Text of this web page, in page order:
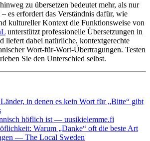
zu übersetzen bedeutet mehr, als nur
es erfordert das Verständnis dafür, wie
kultureller Kontext die Funktionsweise von
unterstützt professionelle Übersetzungen in
liefert dabei natürliche, kontextgerechte
Wort-für-Wort-Übertragungen. Testen
Sie den Unterschied selbst.
in denen es kein Wort für „Bitte“ gibt
höflich ist — uusikielemme.fi
Warum „Danke“ oft die beste Art
— The Local Sweden